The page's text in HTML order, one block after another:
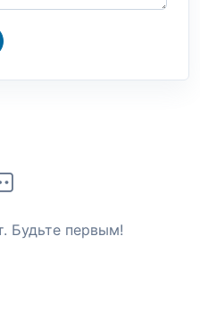
Будьте первым!